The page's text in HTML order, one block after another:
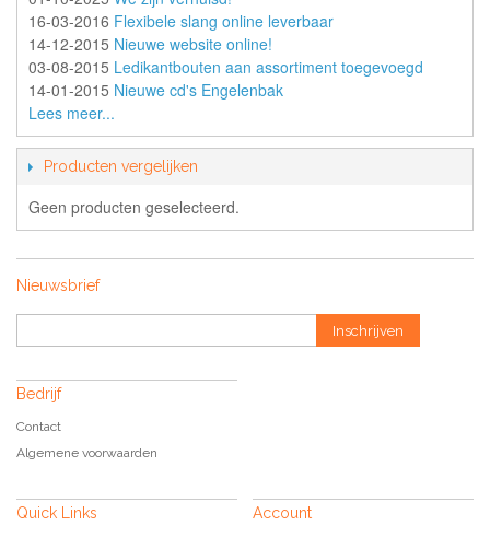
16-03-2016 Flexibele slang online leverbaar
14-12-2015 Nieuwe website online!
03-08-2015 Ledikantbouten aan assortiment toegevoegd
14-01-2015 Nieuwe cd's Engelenbak
Lees meer...
Producten vergelijken
Geen producten geselecteerd.
Nieuwsbrief
Inschrijven
Bedrijf
Contact
Algemene voorwaarden
Quick Links Account